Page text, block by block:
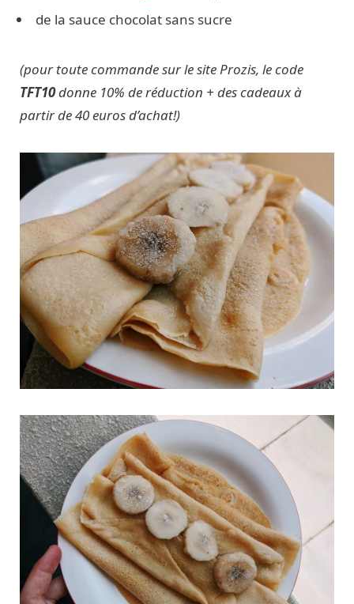
de la sauce chocolat sans sucre
(pour toute commande sur le site Prozis, le code
TFT10donne 10% de réduction + des cadeaux à
partir de 40 euros d’achat!)